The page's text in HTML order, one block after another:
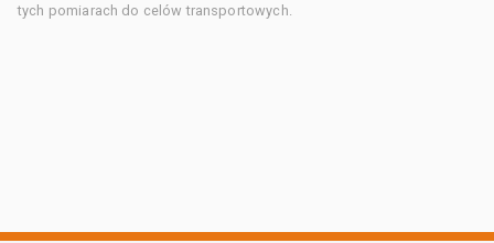
tych pomiarach do celów transportowych.